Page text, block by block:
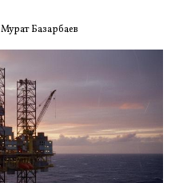
Мурат Базарбаев